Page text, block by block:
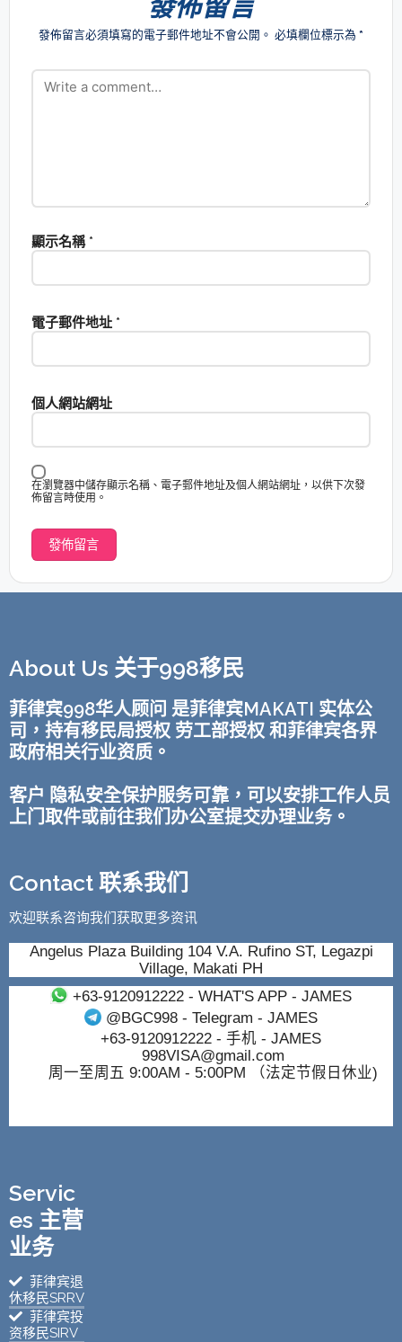
發佈留言
發佈留言必須填寫的電子郵件地址不會公開。 必填欄位標示為 *
顯示名稱 *
電子郵件地址 *
個人網站網址
在瀏覽器中儲存顯示名稱、電子郵件地址及個人網站網址，以供下次發
佈留言時使用。
About Us 关于998移民
菲律宾998华人顾问 是菲律宾MAKATI 实体公
司，持有移民局授权 劳工部授权 和菲律宾各界
政府相关行业资质。
客户 隐私安全保护服务可靠，可以安排工作人员
上门取件或前往我们办公室提交办理业务。
Contact 联系我们
欢迎联系咨询我们获取更多资讯
Angelus Plaza Building 104 V.A. Rufino ST, Legazpi
Village, Makati PH
+63-9120912222- WHAT'S APP - JAMES
@BGC998 - Telegram - JAMES
+63-9120912222- 手机 - JAMES
998VISA@gmail.com
周一至周五 9:00AM - 5:00PM （法定节假日休业)
Servic
es 主营
业务
菲律宾退
休移民SRRV
菲律宾投
资移民SIRV